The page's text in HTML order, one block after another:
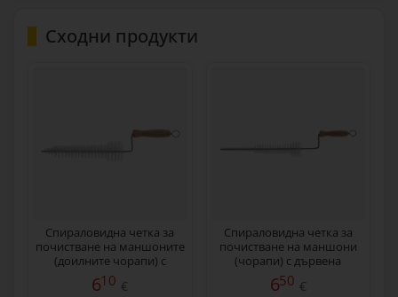
Сходни продукти
Спираловидна четка за
почистване на маншоните
(доилните чорапи) с
дървена дръжка, 40 см
610 €
Спираловидна четка за
почистване на маншони
(чорапи) с дървена
дръжка, 50 см
650 €